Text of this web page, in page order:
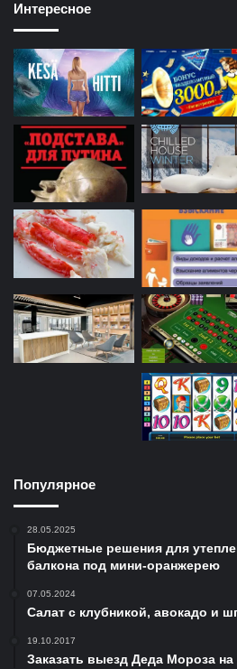
Интересное
Популярное
28.05.2025
Бюджетные решения для
балкона под мини-оранжерею
07.05.2024
Салат с клубникой, авокадо и
19.10.2017
Заказать выезд Деда Мороза на